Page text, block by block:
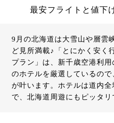
最安フライトと値下
9月の北海道は大雪山や層雲
ど見所満載♪「とにかく安く
プラン」は、新千歳空港利
のホテルを厳選しているの
が叶います。ホテルは道内
で、北海道周遊にもピッタリ